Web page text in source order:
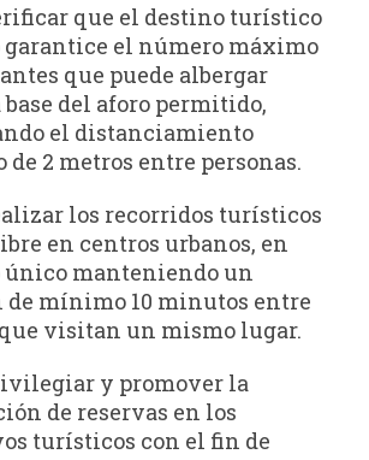
que el destino turístico
garantice el número máximo
que puede albergar
base del aforo permitido,
el distanciamiento
2 metros entre personas.
los recorridos turísticos
en centros urbanos, en
único manteniendo un
de mínimo 10 minutos entre
visitan un mismo lugar.
y promover la
de reservas en los
turísticos con el fin de